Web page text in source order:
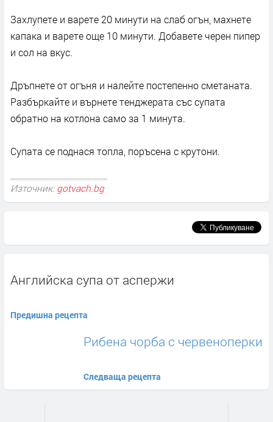
Захлупете и варете 20 минути на слаб огън, махнете
капака и варете още 10 минути. Добавете черен пипер
и сол на вкус.
Дръпнете от огъня и налейте постепенно сметаната.
Разбъркайте и върнете тенджерата със супата
обратно на котлона само за 1 минута.
Супата се поднася топла, поръсена с крутони.
Източник: gotvach.bg
Английска супа от аспержи
Предишна рецепта
Рибена чорба с червеноперки
Следваща рецепта